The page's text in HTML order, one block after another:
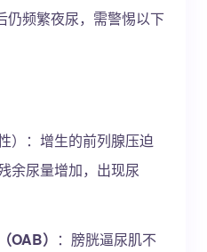
仍频繁夜尿，需警惕以下
性）：增生的前列腺压迫
余尿量增加，出现尿
OAB） ：膀胱逼尿肌不